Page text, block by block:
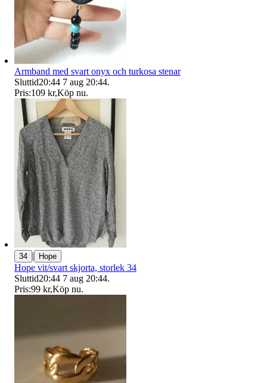
Armband med svart onyx och turkosa stenar
Sluttid20:44 7 aug 20:44.
Pris:109 kr,Köp nu.
34 | Hope
Hope vit/svart skjorta, storlek 34
Sluttid20:44 7 aug 20:44.
Pris:99 kr,Köp nu.